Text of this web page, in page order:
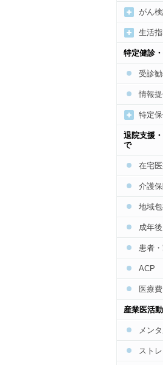
脂質異
痛風
肥満
メタ
貧血
心臓病
脳卒中
COPD
骨粗
花粉
肝炎
イン
食中毒
梅毒
HIV
麻し
乳幼児
子ど
高齢
歯科
健診
健診
がん
がん
がん
生活
運動
食事
禁煙
アル
生活
特定健診
受診
情報
特定
特定
食事
禁煙
アルコ
退院支援
で
在宅
介護
地域
成年
患者
ACP
医療
産業医活
メン
スト